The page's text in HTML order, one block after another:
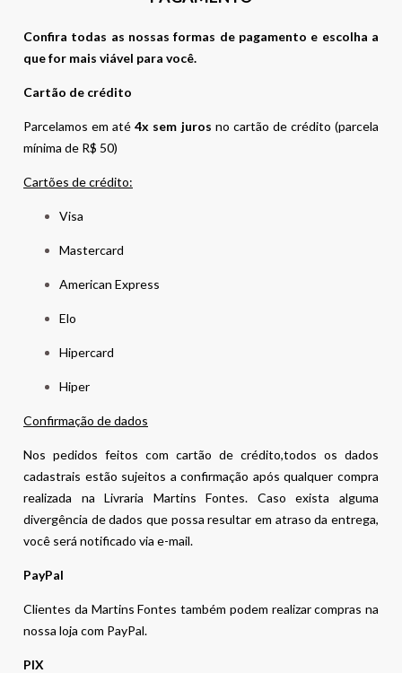
Confira todas as nossas formas de pagamento e escolha a
que for mais viável para você.
Cartão de crédito
Parcelamos em até4x sem juros no cartão de crédito (parcela
mínima de R$ 50)
Cartões de crédito:
Visa
Mastercard
American Express
Elo
Hipercard
Hiper
Confirmação de dados
Nos pedidos feitos com cartão de crédito,todos os dados
cadastrais estão sujeitos a confirmação após qualquer compra
realizada na Livraria Martins Fontes. Caso exista alguma
divergência de dados que possa resultar em atraso da entrega,
você será notificado via e-mail.
PayPal
Clientes da Martins Fontes também podem realizar compras na
nossa loja com PayPal.
PIX